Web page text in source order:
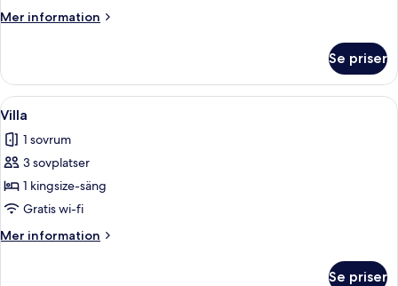
Mer information
Mer
dubbelrum
Se priser
Öppna
alla
foton
för
Villa
Ett hotellrum med en stor säng, ett
4
Villa
1 sovrum
3 sovplatser
1 kingsize-säng
Gratis wi-fi
Mer information
Mer
Se priser